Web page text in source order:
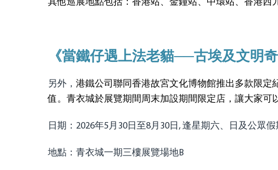
《當鐵仔遇上法老貓──古埃及文明
另外， 港鐵公司聯同香港故宮文化博物館推出多款限定
值。青衣城於展覽期間周末加設期間限定店，讓大家可
日期：2026年5月30日至8月30日, 逢星期六、日及公眾假
地點：青衣城一期三樓展覽場地B